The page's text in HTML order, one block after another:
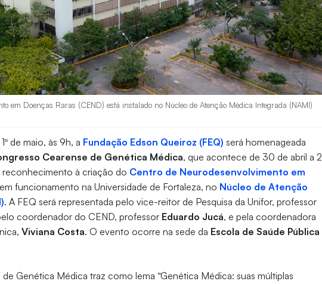
em Doenças Raras (CEND) está instalado no Núcleo de Atenção Médica Integrada (NAMI)
de maio, às 9h, a Fundação Edson Queiroz (FEQ) será homenageada
Cearense de Genética Médica, que acontece de 30 de abril a 2
reconhecimento à criação do Centro de Neurodesenvolvimento em
funcionamento na Universidade de Fortaleza, no Núcleo de Atenção
. A FEQ será representada pelo vice-reitor de Pesquisa da Unifor, professor
coordenador do CEND, professor Eduardo Jucá, e pela coordenadora
Viviana Costa. O evento ocorre na sede da Escola de Saúde Pública
Genética Médica traz como lema “Genética Médica: suas múltiplas